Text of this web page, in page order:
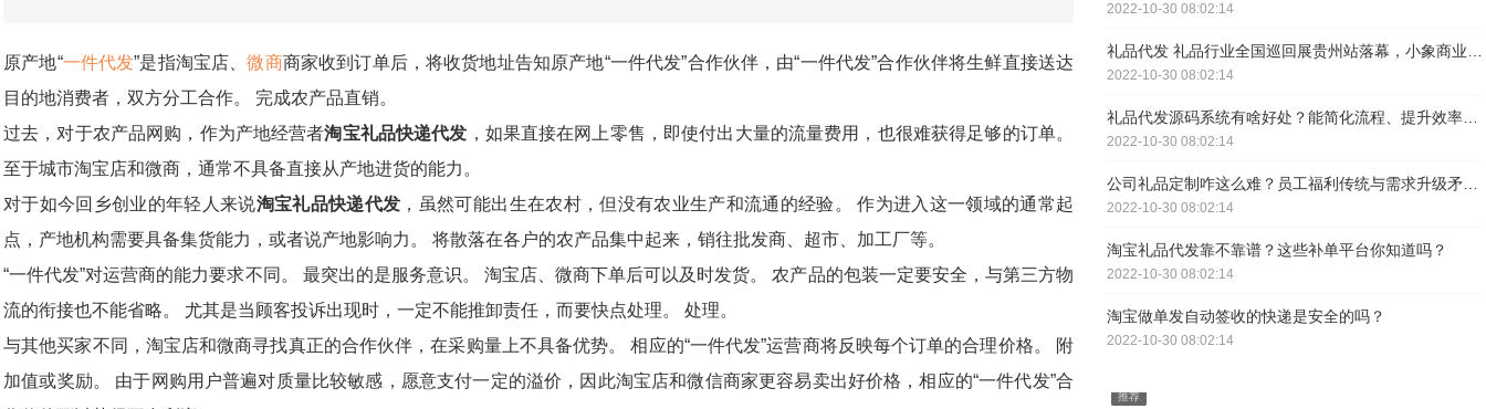
原产地“一件代发”是指淘宝店、微商商家收到订单后，将收货地址告知原产地“一件代发”合作伙伴，由“一件代发”合作伙伴将生鲜直接送达
目的地消费者，双方分工合作。 完成农产品直销。
过去，对于农产品网购，作为产地经营者淘宝礼品快递代发 ，如果直接在网上零售，即使付出大量的流量费用，也很难获得足够的订单。
至于城市淘宝店和微商，通常不具备直接从产地进货的能力。
对于如今回乡创业的年轻人来说淘宝礼品快递代发 ，虽然可能出生在农村，但没有农业生产和流通的经验。 作为进入这一领域的通常起
点，产地机构需要具备集货能力，或者说产地影响力。 将散落在各户的农产品集中起来，销往批发商、超市、加工厂等。
“一件代发”对运营商的能力要求不同。 最突出的是服务意识。 淘宝店、微商下单后可以及时发货。 农产品的包装一定要安全，与第三方物
流的衔接也不能省略。 尤其是当顾客投诉出现时，一定不能推卸责任，而要快点处理。 处理。
与其他买家不同，淘宝店和微商寻找真正的合作伙伴，在采购量上不具备优势。 相应的“一件代发”运营商将反映每个订单的合理价格。 附
加值或奖励。 由于网购用户普遍对质量比较敏感，愿意支付一定的溢价，因此淘宝店和微信商家更容易卖出好价格，相应的“一件代发”合
2022-10-30 08:02:14
2022-10-30 08:02:14
礼品代发源码系统有啥好处？能简化流程、提升效率，好处多多
2022-10-30 08:02:14
公司礼品定制咋这么难？员工福利传统与需求升级矛盾咋解？
2022-10-30 08:02:14
淘宝礼品代发靠不靠谱？这些补单平台你知道吗？
2022-10-30 08:02:14
淘宝做单发自动签收的快递是安全的吗？
2022-10-30 08:02:14